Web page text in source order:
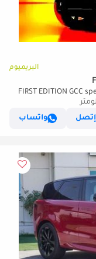
البريميوم
إتصل
واتساب